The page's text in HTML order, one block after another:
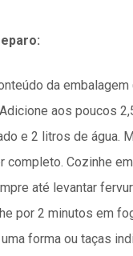
da embalagem
aos poucos
e 2 litros de água.
completo. Cozinhe
até levantar
por 2 minutos em
forma ou taças